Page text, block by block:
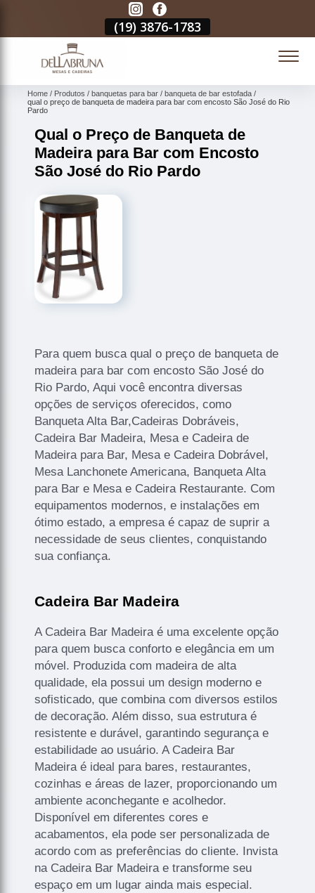
(19) 3876-1783
Home Produtos banquetas para bar
banqueta de bar estofada
qual o preço de banqueta de madeira para bar com encosto São José do Rio
Pardo
Qual o Preço de Banqueta de
Madeira para Bar com Encosto
São José do Rio Pardo
Para quem busca qual o preço de banqueta de
madeira para bar com encosto São José do
Rio Pardo, Aqui você encontra diversas
opções de serviços oferecidos, como
Banqueta Alta Bar,Cadeiras Dobráveis,
Cadeira Bar Madeira, Mesa e Cadeira de
Madeira para Bar, Mesa e Cadeira Dobrável,
Mesa Lanchonete Americana, Banqueta Alta
para Bar e Mesa e Cadeira Restaurante. Com
equipamentos modernos, e instalações em
ótimo estado, a empresa é capaz de suprir a
necessidade de seus clientes, conquistando
sua confiança.
Cadeira Bar Madeira
A Cadeira Bar Madeira é uma excelente opção
para quem busca conforto e elegância em um
móvel. Produzida com madeira de alta
qualidade, ela possui um design moderno e
sofisticado, que combina com diversos estilos
de decoração. Além disso, sua estrutura é
resistente e durável, garantindo segurança e
estabilidade ao usuário. A Cadeira Bar
Madeira é ideal para bares, restaurantes,
cozinhas e áreas de lazer, proporcionando um
ambiente aconchegante e acolhedor.
Disponível em diferentes cores e
acabamentos, ela pode ser personalizada de
acordo com as preferências do cliente. Invista
na Cadeira Bar Madeira e transforme seu
espaço em um lugar ainda mais especial.